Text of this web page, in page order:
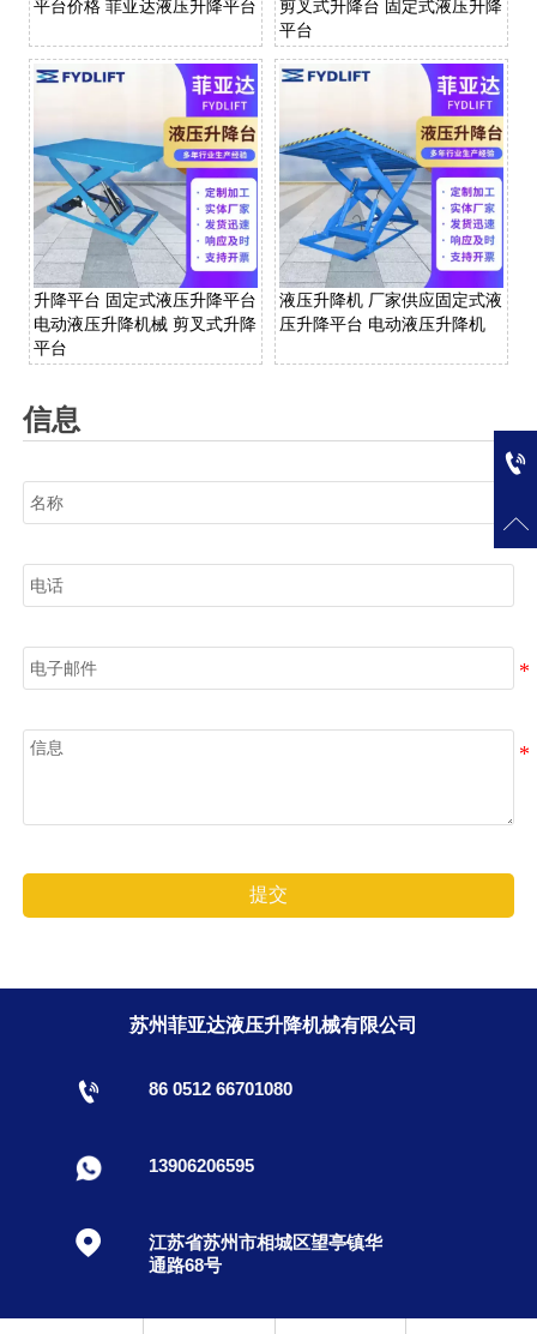
平台价格 菲亚达液压升降平台
剪叉式升降台 固定式液压升降
平台
升降平台 固定式液压升降平台
电动液压升降机械 剪叉式升降
平台
液压升降机 厂家供应固定式液
压升降平台 电动液压升降机
信息
提交
苏州菲亚达液压升降机械有限公司
 86 0512 66701080
13906206595

江苏省苏州市相城区望亭镇华
通路68号

